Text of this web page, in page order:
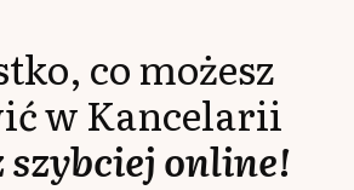
co możesz
w Kancelarii
szybciej online!